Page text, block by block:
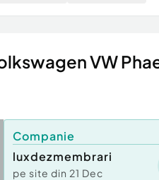
VW
Companie
luxdezmembrari
pe site din 21 Dec